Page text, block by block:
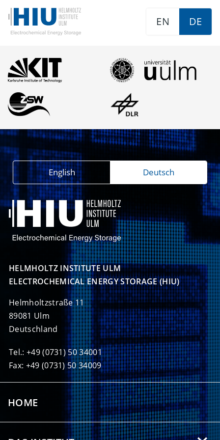
EN DE
HELMHOLTZ INSTITUTE ULM
ELECTROCHEMICAL ENERGY STORAGE (HIU)
Helmholtzstraße 11
89081 Ulm
Deutschland
Tel.: +49 (0731) 50 34001
Fax: +49 (0731) 50 34009
English Deutsch
HOME